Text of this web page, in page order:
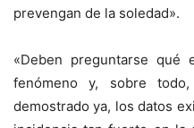
prevengan de la soledad».
«Deben preguntarse qué
fenómeno y, sobre
demostrado ya, los datos